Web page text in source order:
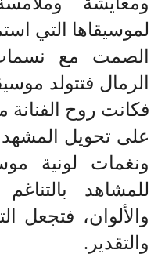
لموسيقاها التي
الصمت مع
الرمال فتتولد
فكانت روح الفنانة
على تحويل المشهد
ونغمات لونية
للمشاهد
والألوان، فتجعل
والتقدير .